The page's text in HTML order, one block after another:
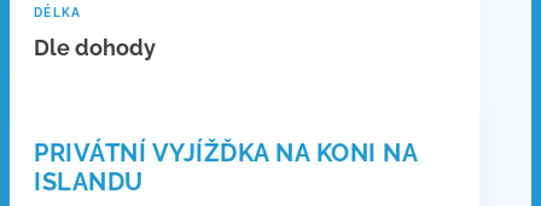
DÉLKA
Dle dohody
PRIVÁTNÍ VYJÍŽĎKA NA KONI NA
ISLANDU